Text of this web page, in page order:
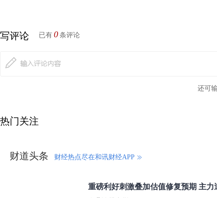
写评论 已有 0 条评论
还可
热门关注
财道头条 财经热点尽在和讯财经APP